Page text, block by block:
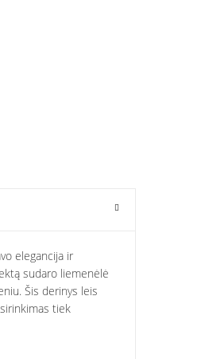
elegancija ir
sudaro liemenėlė
Šis derinys leis
tiek